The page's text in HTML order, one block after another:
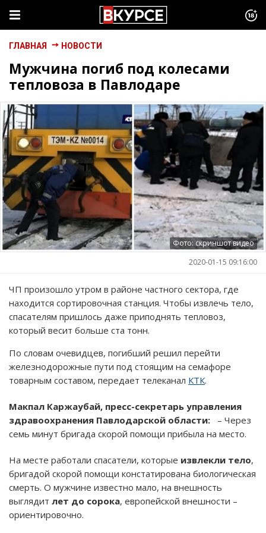
ГЛАВНАЯ НОВОСТИ
Мужчина погиб под колесами
тепловоза в Павлодаре
Фото: скриншот видео
2020-01-15 09:16:00
ЧП произошло утром в районе частного сектора, где
находится сортировочная станция. Чтобы извлечь тело,
спасателям пришлось даже приподнять тепловоз,
который весит больше ста тонн.
По словам очевидцев, погибший решил перейти
железнодорожные пути под стоящим на семафоре
товарным составом, передает телеканал КТК.
Макпал Каржаубай, пресс-секретарь управления
здравоохранения Павлодарской области: – Через
семь минут бригада скорой помощи прибыла на место.
На месте работали спасатели, которые извлекли тело,
бригадой скорой помощи констатирована биологическая
смерть. О мужчине известно мало, на внешность
выглядит лет до сорока, европейской внешности –
ориентировочно.